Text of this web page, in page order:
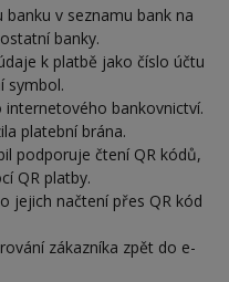
banku v seznamu bank na
banky.
k platbě jako číslo účtu
symbol.
internetového bankovnictví.
platební brána.
podporuje čtení QR kódů,
QR platby.
jejich načtení přes QR kód
zákazníka zpět do e-